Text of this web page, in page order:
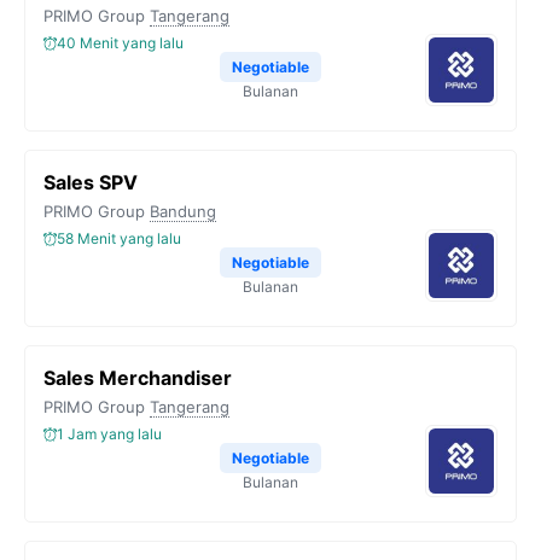
PRIMO Group Tangerang
40 Menit yang lalu
Negotiable
Bulanan
Sales SPV
PRIMO Group Bandung
58 Menit yang lalu
Negotiable
Bulanan
Sales Merchandiser
PRIMO Group Tangerang
1 Jam yang lalu
Negotiable
Bulanan